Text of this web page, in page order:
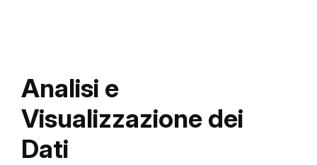
News
Insights
Analisi e
Visualizzazione dei
Dati